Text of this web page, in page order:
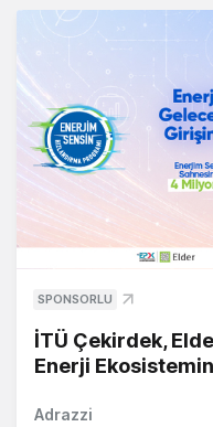
SPONSORLU
İTÜ Çekirdek,
Enerji
Adrazzi